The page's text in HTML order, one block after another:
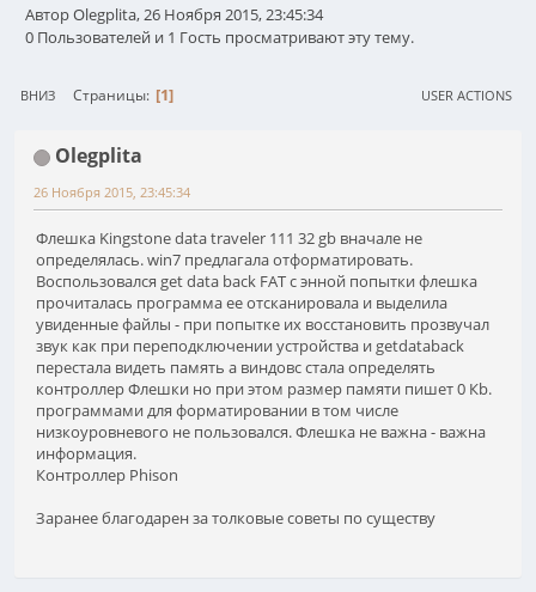
Автор Olegplita, 26 Ноября 2015, 23:45:34
0 Пользователей и 1 Гость просматривают эту тему.
ВНИЗ Страницы 1 USER ACTIONS
Olegplita
26 Ноября 2015, 23:45:34
Флешка Kingstone data traveler 111 32 gb вначале не
определялась. win7 предлагала отформатировать.
Воспользовался get data back FAT с энной попытки флешка
прочиталась программа ее отсканировала и выделила
увиденные файлы - при попытке их восстановить прозвучал
звук как при переподключении устройства и getdataback
перестала видеть память а виндовс стала определять
контроллер Флешки но при этом размер памяти пишет 0 Кb.
программами для форматировании в том числе
низкоуровневого не пользовался. Флешка не важна - важна
информация.
Контроллер Phison
Заранее благодарен за толковые советы по существу